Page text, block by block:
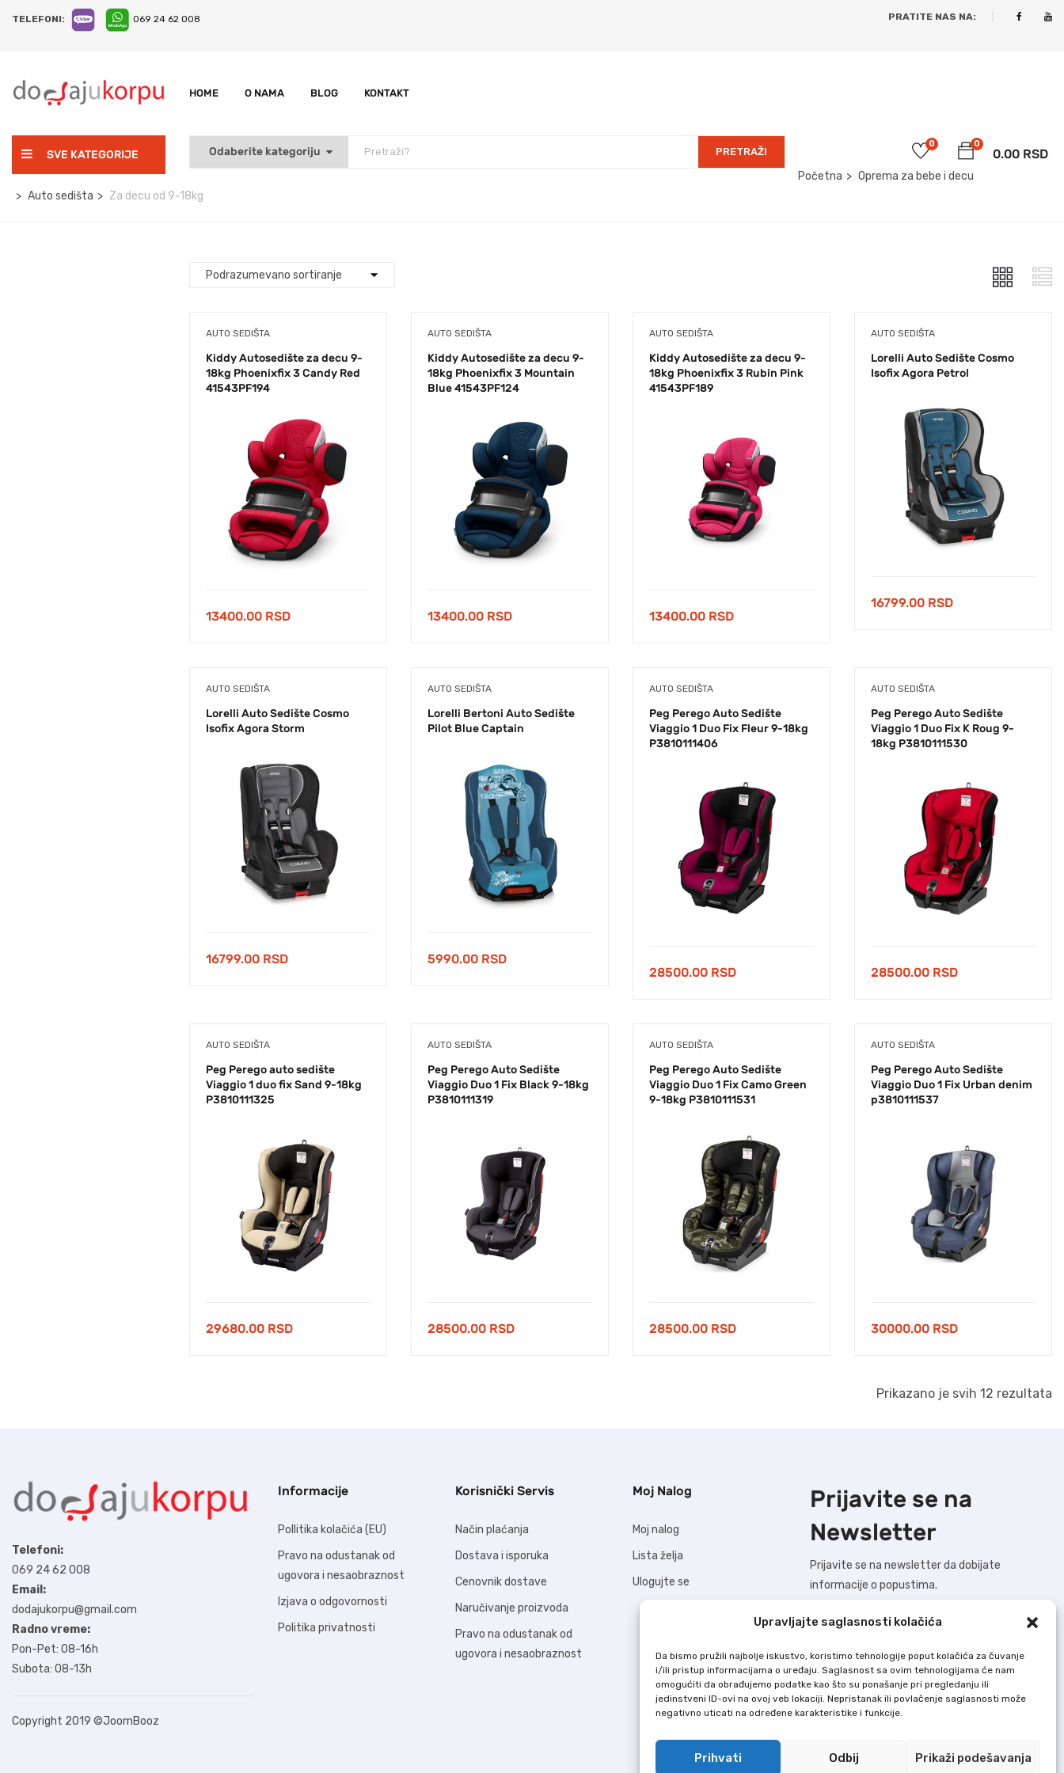
Upravljajte saglasnosti kolačića
Da bismo pružili najbolje iskustvo, koristimo tehnologije poput kolačića za čuvanje
i/ili pristup informacijama o uređaju. Saglasnost sa ovim tehnologijama će nam
omogućiti da obrađujemo podatke kao što su ponašanje pri pregledanju ili
jedinstveni ID-ovi na ovoj veb lokaciji. Nepristanak ili povlačenje saglasnosti može
negativno uticati na određene karakteristike i funkcije.
Prihvati Odbij Prikaži podešavanja
TELEFONI: 069 24 62 008 PRATITE NAS NA:
HOME O NAMA BLOG KONTAKT
SVE KATEGORIJE PRETRAŽI
0
0.00 RSD
0
Početna
Oprema za bebe i decu
Auto sedišta
Za decu od 9-18kg
AUTO SEDIŠTA
Kiddy Autosedište za decu 9-
18kg Phoenixfix 3 Candy Red
41543PF194
13400.00 RSD
AUTO SEDIŠTA
Kiddy Autosedište za decu 9-
18kg Phoenixfix 3 Mountain
Blue 41543PF124
13400.00 RSD
AUTO SEDIŠTA
Kiddy Autosedište za decu 9-
18kg Phoenixfix 3 Rubin Pink
41543PF189
13400.00 RSD
AUTO SEDIŠTA
Lorelli Auto Sedište Cosmo
Isofix Agora Petrol
16799.00 RSD
AUTO SEDIŠTA
Lorelli Auto Sedište Cosmo
Isofix Agora Storm
16799.00 RSD
AUTO SEDIŠTA
Lorelli Bertoni Auto Sedište
Pilot Blue Captain
5990.00 RSD
AUTO SEDIŠTA
Peg Perego Auto Sedište
Viaggio 1 Duo Fix Fleur 9-18kg
P3810111406
28500.00 RSD
AUTO SEDIŠTA
Peg Perego Auto Sedište
Viaggio 1 Duo Fix K Roug 9-
18kg P3810111530
28500.00 RSD
AUTO SEDIŠTA
Peg Perego auto sedište
Viaggio 1 duo fix Sand 9-18kg
P3810111325
29680.00 RSD
AUTO SEDIŠTA
Peg Perego Auto Sedište
Viaggio Duo 1 Fix Black 9-18kg
P3810111319
28500.00 RSD
AUTO SEDIŠTA
Peg Perego Auto Sedište
Viaggio Duo 1 Fix Camo Green
9-18kg P3810111531
28500.00 RSD
AUTO SEDIŠTA
Peg Perego Auto Sedište
Viaggio Duo 1 Fix Urban denim
p3810111537
30000.00 RSD
Prikazano je svih 12 rezultata
Telefoni:
069 24 62 008
Email:
dodajukorpu@gmail.com
Radno vreme:
Pon-Pet: 08-16h
Subota: 08-13h
Copyright 2019 ©JoomBooz
Informacije
Pollitika kolačića (EU)
Pravo na odustanak od
ugovora i nesaobraznost
Izjava o odgovornosti
Politika privatnosti
Korisnički Servis
Način plaćanja
Dostava i isporuka
Cenovnik dostave
Naručivanje proizvoda
Pravo na odustanak od
ugovora i nesaobraznost
Moj Nalog
Moj nalog
Lista želja
Ulogujte se
Prijavite se na
Newsletter
Prijavite se na newsletter da dobijate
informacije o popustima.
BUDIMO U KONTAKTU !
Dodaj U Korpu nastoji da bude što precizniji
tačne i bez grešaka.